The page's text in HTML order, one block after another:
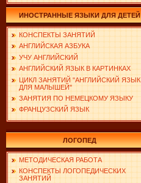
ИНОСТРАННЫЕ ЯЗЫКИ ДЛЯ ДЕТЕЙ
КОНСПЕКТЫ ЗАНЯТИЙ
АНГЛИЙСКАЯ АЗБУКА
УЧУ АНГЛИЙСКИЙ
АНГЛИЙСКИЙ ЯЗЫК В КАРТИНКАХ
ЦИКЛ ЗАНЯТИЙ "АНГЛИЙСКИЙ ЯЗЫК
ДЛЯ МАЛЫШЕЙ"
ЗАНЯТИЯ ПО НЕМЕЦКОМУ ЯЗЫКУ
ФРАНЦУЗСКИЙ ЯЗЫК
ЛОГОПЕД
МЕТОДИЧЕСКАЯ РАБОТА
КОНСПЕКТЫ ЛОГОПЕДИЧЕСКИХ
ЗАНЯТИЙ